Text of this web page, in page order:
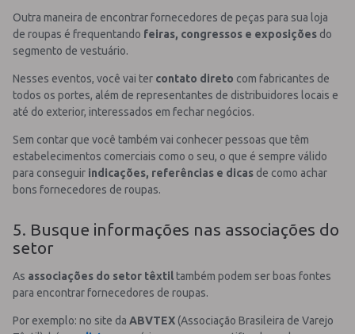
Outra maneira de encontrar fornecedores de peças para sua loja
de roupas é frequentando feiras, congressos e exposições do
segmento de vestuário.
Nesses eventos, você vai ter contato direto com fabricantes de
todos os portes, além de representantes de distribuidores locais e
até do exterior, interessados em fechar negócios.
Sem contar que você também vai conhecer pessoas que têm
estabelecimentos comerciais como o seu, o que é sempre válido
para conseguir indicações, referências e dicas de como achar
bons fornecedores de roupas.
5. Busque informações nas associações do
setor
As associações do setor têxtiltambém podem ser boas fontes
para encontrar fornecedores de roupas.
Por exemplo: no site da ABVTEX(Associação Brasileira de Varejo